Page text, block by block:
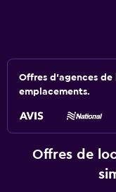
Offres d’agences
emplacements.
Offres de